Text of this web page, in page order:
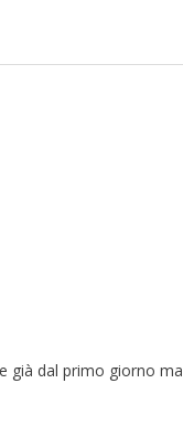
già dal primo giorno ma